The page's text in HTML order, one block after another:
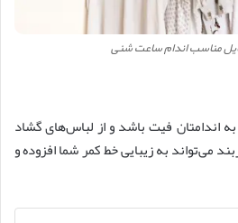
مناسب اندام ساعت شنی
اندامتان فیت باشد و از لباس‌های گشاد
می‌تواند به زیبایی خط کمر شما افزوده و